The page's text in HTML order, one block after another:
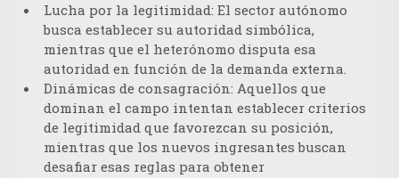
Lucha por la legitimidad: El sector autónomo
busca establecer su autoridad simbólica,
mientras que el heterónomo disputa esa
autoridad en función de la demanda externa.
Dinámicas de consagración: Aquellos que
dominan el campo intentan establecer criterios
de legitimidad que favorezcan su posición,
mientras que los nuevos ingresantes buscan
desafiar esas reglas para obtener